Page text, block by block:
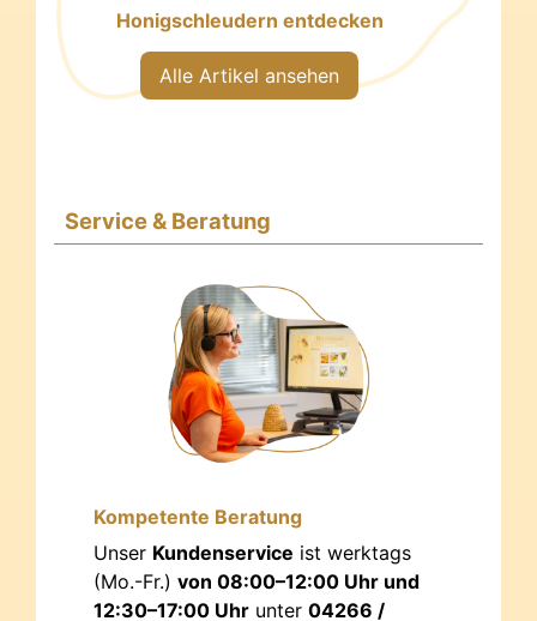
Honigschleudern entdecken
Alle Artikel ansehen
Service & Beratung
Kompetente Beratung
Unser Kundenservice ist werktags
(Mo.-Fr.) von 08:00–12:00 Uhr und
12:30–17:00 Uhr unter 04266 /